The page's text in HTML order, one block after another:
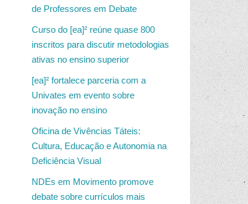
de Professores em Debate
Curso do [ea]² reúne quase 800
inscritos para discutir metodologias
ativas no ensino superior
[ea]² fortalece parceria com a
Univates em evento sobre
inovação no ensino
Oficina de Vivências Táteis:
Cultura, Educação e Autonomia na
Deficiência Visual
NDEs em Movimento promove
debate sobre currículos mais